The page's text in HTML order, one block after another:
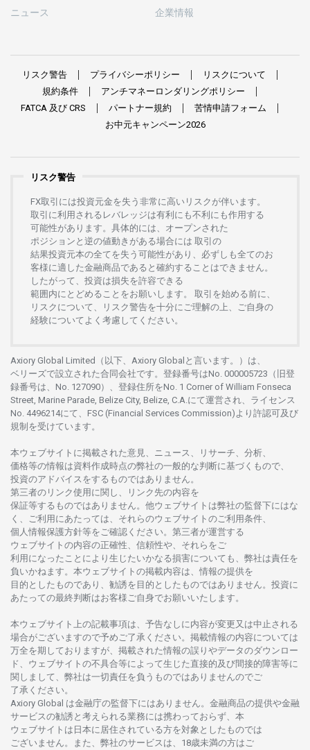
ニュース
企業情報
リスク警告 プライバシーポリシー
リスクについて
規約条件
アンチマネーロンダリングポリシー
FATCA 及び CRS パートナー規約 苦情申請フォーム
お中元キャンペーン2026
リスク警告
FX取引には投資元金を失う 非常に高い リスクが伴います。
取引に利用さ れる レバレッジは有利にも不利にも作用する
可能性があります。 具体的には、 オープンさ れた
ポジションと 逆の値動きがある場合には 取引の
結果投資元本の全てを失う 可能性があり、 必ずしも全てのお
客様に適した金融商品であると 確約することはできません。
したがって、 投資は損失を許容できる
範囲内にとどめることをお願いします。 取引を始める前に、
リスクについて、
リスク警告を十分にご理解の上、 ご自身の
経験についてよく 考慮してください。
Axiory Global Limited（以下、Axiory Globalと言います。）は、
ベリーズで設立さ れた合同会社です。 登録番号はNo. 000005723（旧登
録番号は、No. 127090）、 登録住所をNo. 1 Corner of William Fonseca
Street, Marine Parade, Belize City, Belize, C.A.にて運営さ れ、 ライセンス
No. 4496214にて、FSC (Financial Services Commission)より 許認可及び
規制を受けています。
本ウェブサイトに掲載さ れた意見、ニュース、リサーチ、分析、
価格等の情報は資料作成時点の弊社の一般的な判断に基づくもので、
投資のアドバイスをするものではありません。
第三者の リンク使用に関し、 リンク先の内容を
保証等するものではありません。 他ウェブサイトは弊社の監督下にはな
く、 ご利用にあたっては、 それらのウェブサイトのご利用条件、
個人情報保護方針等をご確認ください。 第三者が運営する
ウェブサイトの内容の正確性、信頼性や、それらをご
利用になったことにより 生じたいかなる損害についても、 弊社は責任を
負いかねます。 本ウェブサイトの掲載内容は、 情報の提供を
目的としたものであり、 勧誘を 目的としたものではありません。 投資に
あたっての最終判断はお客様ご自身でお願いいたします。
本ウェブサイト 上の記載事項は、 予告なしに内容が変更又は中止さ れる
場合がございますので予めご了承ください。 掲載情報の内容については
万全を期しておりますが、 掲載さ れた情報の誤りやデータのダウンロー
ド、 ウェブサイトの不具合等によって生じた 直接的及び間接的障害等に
関し まして、 弊社は一切責任を負うものではありませんのでご
了承ください。
Axiory Global は金融庁の監督下にはありません。 金融商品の提供や金融
サービスの勧誘と 考えられる業務には携わっておらず、 本
ウェブサイトは 日本に居住さ れている方を対象としたものでは
ございません。
また、 弊社のサービスは、18歳未満の方はご